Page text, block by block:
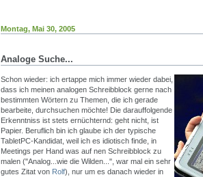
Montag, Mai 30, 2005
Analoge Suche...
Schon wieder: ich ertappe mich immer wieder dabei,
dass ich meinen analogen Schreibblock gerne nach
bestimmten Wörtern zu Themen, die ich gerade
bearbeite, durchsuchen möchte! Die darauffolgende
Erkenntniss ist stets ernüchternd: geht nicht, ist
Papier. Beruflich bin ich glaube ich der typische
TabletPC-Kandidat, weil ich es idiotisch finde, in
Meetings per Hand was auf nen Schreibblock zu
malen ("Analog...wie die Wilden...", war mal ein sehr
gutes Zitat von Rolf), nur um es danach wieder in